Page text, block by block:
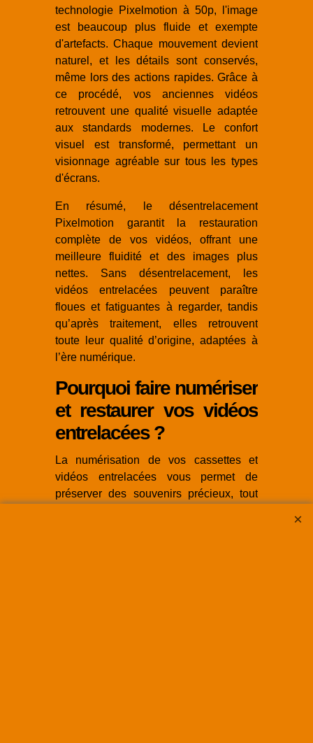
technologie Pixelmotion à 50p, l'image
est beaucoup plus fluide et exempte
d'artefacts. Chaque mouvement devient
naturel, et les détails sont conservés,
même lors des actions rapides. Grâce à
ce procédé, vos anciennes vidéos
retrouvent une qualité visuelle adaptée
aux standards modernes. Le confort
visuel est transformé, permettant un
visionnage agréable sur tous les types
d'écrans.
En résumé, le désentrelacement
Pixelmotion garantit la restauration
complète de vos vidéos, offrant une
meilleure fluidité et des images plus
nettes. Sans désentrelacement, les
vidéos entrelacées peuvent paraître
floues et fatiguantes à regarder, tandis
qu’après traitement, elles retrouvent
toute leur qualité d’origine, adaptées à
l’ère numérique.
Pourquoi faire numériser
et restaurer vos vidéos
entrelacées ?
La numérisation de vos cassettes et
vidéos entrelacées vous permet de
préserver des souvenirs précieux, tout